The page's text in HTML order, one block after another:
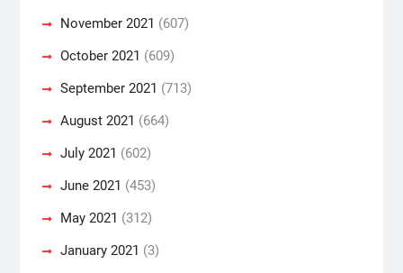
November 2021 (607)
October 2021 (609)
September 2021 (713)
August 2021 (664)
July 2021 (602)
June 2021 (453)
May 2021 (312)
January 2021 (3)